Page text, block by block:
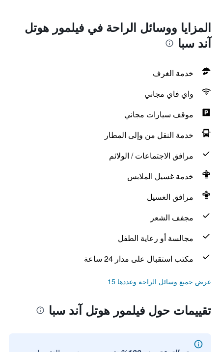
المزايا ووسائل الراحة في فيلمور هوتل
آند سبا
خدمة الغرف
واي فاي مجاني
موقف سيارات مجاني
خدمة النقل من وإلى المطار
مرافق الاجتماعات / الولائم
خدمة غسيل الملابس
مرافق الغسيل
مجفف الشعر
مجالسة أو رعاية الطفل
مكتب استقبال على مدار 24 ساعة
عرض جميع وسائل الراحة وعددها 15
تقييمات حول فيلمور هوتل آند سبا